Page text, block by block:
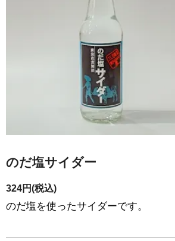
のだ塩サイダー
324円(税込)
のだ塩を使ったサイダーです。